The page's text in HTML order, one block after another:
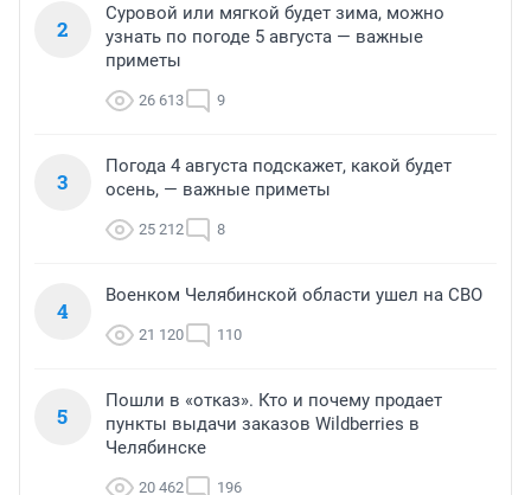
2
Суровой или мягкой будет зима, можно
узнать по погоде 5 августа — важные
приметы
26 613 9
3
Погода 4 августа подскажет, какой будет
осень, — важные приметы
25 212 8
4
Военком Челябинской области ушел на СВО
21 120 110
5
Пошли в «отказ». Кто и почему продает
пункты выдачи заказов Wildberries в
Челябинске
20 462 196